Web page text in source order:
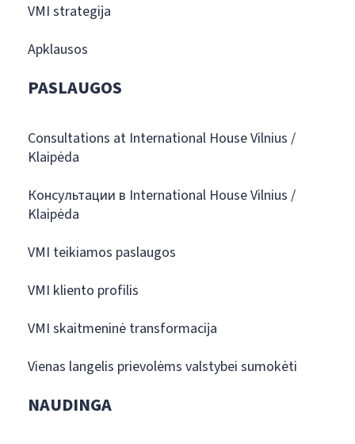
VMI strategija
Apklausos
PASLAUGOS
Consultations at International House Vilnius /
Klaipėda
Консультации в International House Vilnius /
Klaipėda
VMI teikiamos paslaugos
VMI kliento profilis
VMI skaitmeninė transformacija
Vienas langelis prievolėms valstybei sumokėti
NAUDINGA